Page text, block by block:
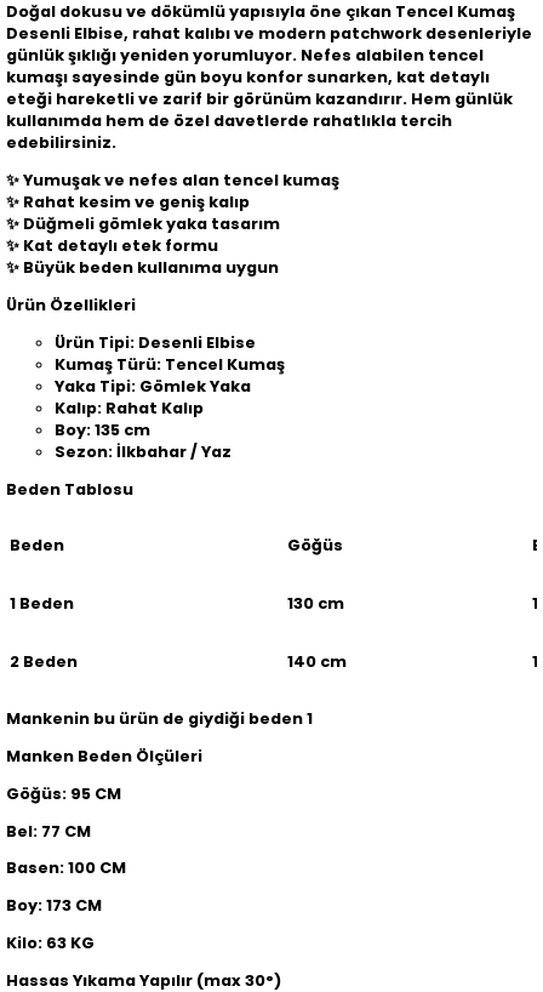
Doğal dokusu ve dökümlü yapısıyla öne çıkan Tencel Kumaş
Desenli Elbise, rahat kalıbı ve modern patchwork desenleriyle
günlük şıklığı yeniden yorumluyor. Nefes alabilen tencel
kumaşı sayesinde gün boyu konfor sunarken, kat detaylı
eteği hareketli ve zarif bir görünüm kazandırır. Hem günlük
kullanımda hem de özel davetlerde rahatlıkla tercih
edebilirsiniz.
✨Yumuşak ve nefes alan tencel kumaş
✨ Rahat kesim ve geniş kalıp
✨ Düğmeli gömlek yaka tasarım
✨ Kat detaylı etek formu
✨ Büyük beden kullanıma uygun
Ürün Özellikleri
Ürün Tipi: Desenli Elbise
Kumaş Türü: Tencel Kumaş
Yaka Tipi: Gömlek Yaka
Kalıp: Rahat Kalıp
Boy: 135 cm
Sezon: İlkbahar / Yaz
Beden Tablosu
Beden Göğüs
1 Beden 130 cm
2 Beden 140 cm
Mankenin bu ürün de giydiği beden 1
Manken Beden Ölçüleri
Göğüs: 95 CM
Bel: 77 CM
Basen: 100 CM
Boy: 173 CM
Kilo: 63 KG
Hassas Yıkama Yapılır (max 30°)